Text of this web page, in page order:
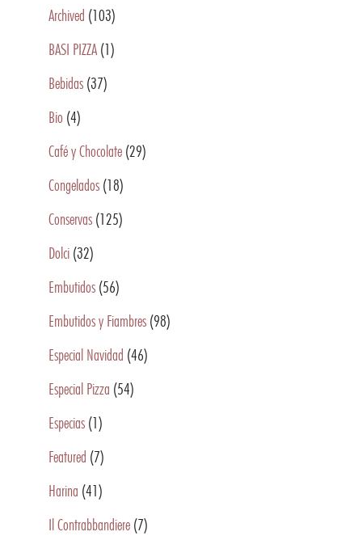
Archived (103)
BASI PIZZA (1)
Bebidas (37)
Bio (4)
Café y Chocolate (29)
Congelados (18)
Conservas (125)
Dolci (32)
Embutidos (56)
Embutidos y Fiambres (98)
Especial Navidad (46)
Especial Pizza (54)
Especias (1)
Featured (7)
Harina (41)
Il Contrabbandiere (7)